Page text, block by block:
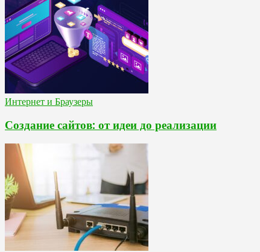
Интернет и Браузеры
Создание сайтов: от идеи до реализации